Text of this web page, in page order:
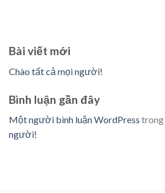
Bài viết mới
Chào tất cả mọi người!
Bình luận gần đây
Một người bình luận WordPress trong
người!